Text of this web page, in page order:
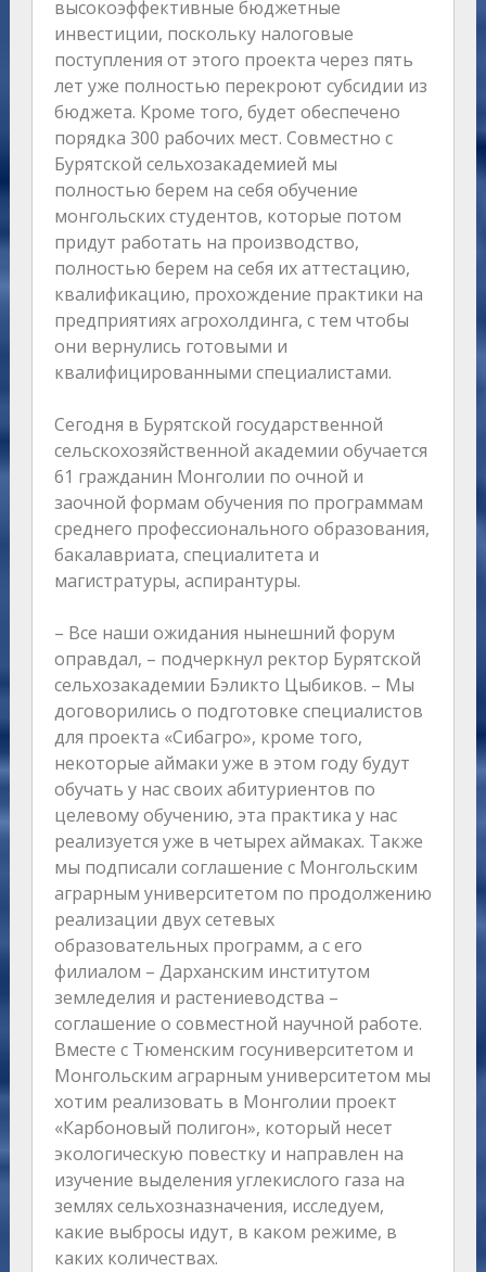
высокоэффективные бюджетные
инвестиции, поскольку налоговые
поступления от этого проекта через пять
лет уже полностью перекроют субсидии из
бюджета. Кроме того, будет обеспечено
порядка 300 рабочих мест. Совместно с
Бурятской сельхозакадемией мы
полностью берем на себя обучение
монгольских студентов, которые потом
придут работать на производство,
полностью берем на себя их аттестацию,
квалификацию, прохождение практики на
предприятиях агрохолдинга, с тем чтобы
они вернулись готовыми и
квалифицированными специалистами.
Сегодня в Бурятской государственной
сельскохозяйственной академии обучается
61 гражданин Монголии по очной и
заочной формам обучения по программам
среднего профессионального образования,
бакалавриата, специалитета и
магистратуры, аспирантуры.
– Все наши ожидания нынешний форум
оправдал, – подчеркнул ректор Бурятской
сельхозакадемии Бэликто Цыбиков. – Мы
договорились о подготовке специалистов
для проекта «Сибагро», кроме того,
некоторые аймаки уже в этом году будут
обучать у нас своих абитуриентов по
целевому обучению, эта практика у нас
реализуется уже в четырех аймаках. Также
мы подписали соглашение с Монгольским
аграрным университетом по продолжению
реализации двух сетевых
образовательных программ, а с его
филиалом – Дарханским институтом
земледелия и растениеводства –
соглашение о совместной научной работе.
Вместе с Тюменским госуниверситетом и
Монгольским аграрным университетом мы
хотим реализовать в Монголии проект
«Карбоновый полигон», который несет
экологическую повестку и направлен на
изучение выделения углекислого газа на
землях сельхозназначения, исследуем,
какие выбросы идут, в каком режиме, в
каких количествах.